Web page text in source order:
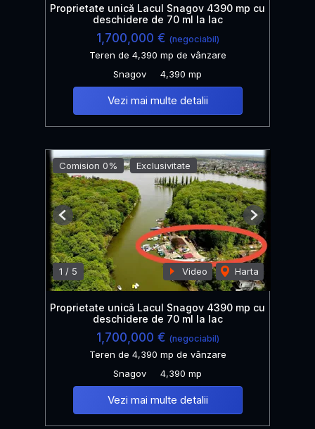
Proprietate unică Lacul Snagov 4390 mp cu
deschidere de 70 ml la lac
1,700,000 € (negociabil)
Teren de 4,390 mp de vânzare
Snagov
4,390 mp
Vezi mai multe detalii
Comision 0% Exclusivitate
1 / 5 Video Harta
Previous Next
Proprietate unică Lacul Snagov 4390 mp cu
deschidere de 70 ml la lac
1,700,000 € (negociabil)
Teren de 4,390 mp de vânzare
Snagov
4,390 mp
Vezi mai multe detalii